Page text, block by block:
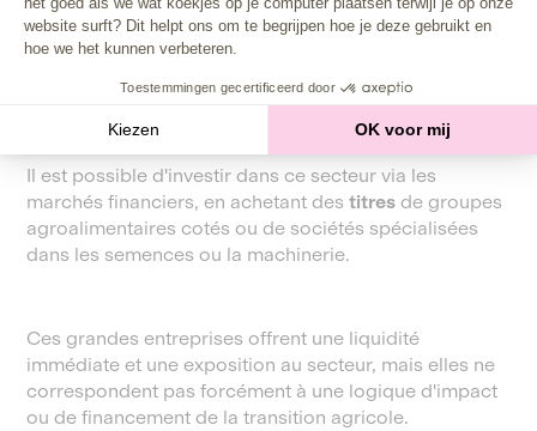
Investir en bourse dans l'agriculture
Actions agricoles et agroalimentaires
Il est possible d'investir dans ce secteur via les
marchés financiers, en achetant destitres de groupes
agroalimentaires cotés ou de sociétés spécialisées
dans les semences ou la machinerie.
Ces grandes entreprises offrent une liquidité
immédiate et une exposition au secteur, mais elles ne
correspondent pas forcément à une logique d'impact
ou de financement de la transition agricole.
website surft? Dit helpt ons om te begrijpen hoe je deze gebruikt en
hoe we het kunnen verbeteren.
Toestemmingen gecertificeerd door
Kiezen OK voor mij